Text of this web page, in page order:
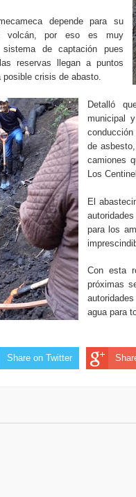
depende para su
volcán, por eso es muy
de captación pues
reservas llegan a puntos
crisis de abasto.
Detalló
municipal
de
camiones
Los
El
para los
Con esta
próximas
agua para
Share on Twitter